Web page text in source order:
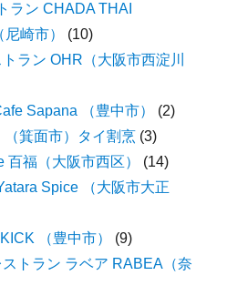
ラン CHADA THAI
崎市）
(10)
ラン OHR（大阪市西淀川
Sapana （豊中市）
(2)
箕面市）タイ割烹 (3)
福（大阪市西区）
(14)
Spice （大阪市大正
（豊中市）
(9)
トラン ラベア RABEA（奈